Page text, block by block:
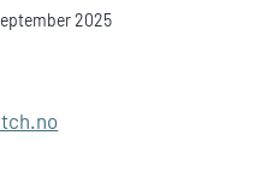
2025